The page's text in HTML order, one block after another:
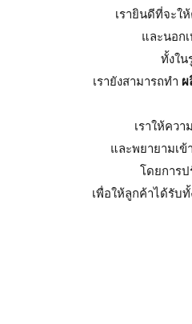
เรายินดีที่จะใ
และนอก
ทั้งใ
เรายังสามารถทำ
เราให้คว
และพยายามเข้
โดยการ
เพื่อให้ลูกค้าได้รับ